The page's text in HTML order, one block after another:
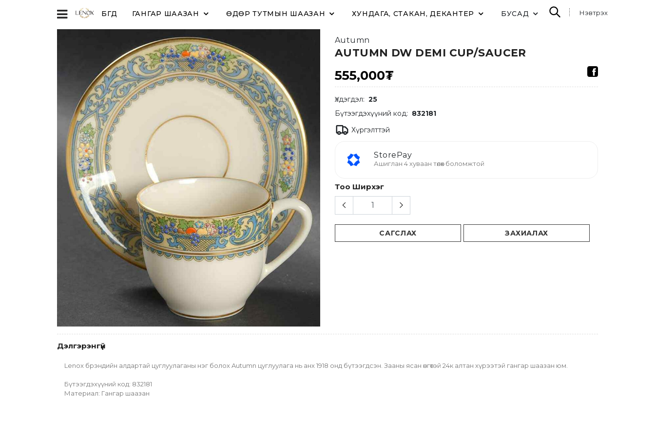
БҮГД ГАНГАР ШААЗАН ӨДӨР ТУТМЫН ШААЗАН ХУНДАГА, СТАКАН, ДЕКАНТЕР БУСАД Нэвтрэх
Autumn
AUTUMN DW DEMI CUP/SAUCER
555,000₮
Үлдэгдэл: 25
Бүтээгдэхүүний код: 832181
Хүргэлттэй
StorePay
Ашиглан 4 хуваан төлөх боломжтой
Тоо Ширхэг
САГСЛАХ ЗАХИАЛАХ
Дэлгэрэнгүй
Lenox брэндийн алдартай цуглуулаганы нэг болох Autumn цуглуулага нь анх 1918 онд бүтээгдсэн. Зааны ясан өнгөтэй 24к алтан хүрээтэй гангар шаазан юм.
Бүтээгдэхүүний код: 832181
Материал: Гангар шаазан